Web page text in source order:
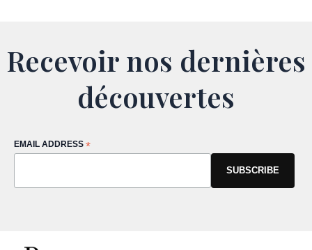
Recevoir nos dernières
découvertes
EMAIL ADDRESS *